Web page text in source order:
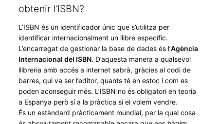
obtenir l’ISBN?
L’ISBN és un identificador únic que s’utilitza per
identificar internacionalment un llibre específic.
L’encarregat de gestionar la base de dades és l’Agència
Internacional del ISBN. D’aquesta manera a qualsevol
llibreria amb accés a internet sabrà, gràcies al codi de
barres, qui va ser l’editor, quants té en estoc i com es
poden aconseguir més. L’ISBN no és obligatori en teoria
a Espanya però sí a la pràctica si el volem vendre.
És un estàndard pràcticament mundial, per la qual cosa